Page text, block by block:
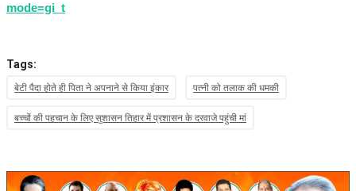
mode=gi_t
Tags:
बेटी पैदा होते ही पिता ने अपनाने से किया इंकार पत्नी को तलाक की धमकी
बच्चों की पहचान के लिए सुशासन तिहार में प्रशासन के दरवाजे पहुंची मां